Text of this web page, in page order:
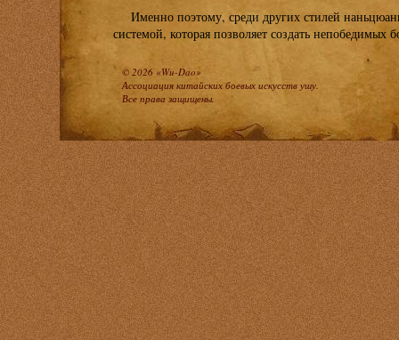
Именно поэтому, среди других стилей
системой, которая позволяет создать непобедимых
© 2026 «Wu-Dao»
Ассоциация китайских боевых искусств ушу.
Все права защищены.